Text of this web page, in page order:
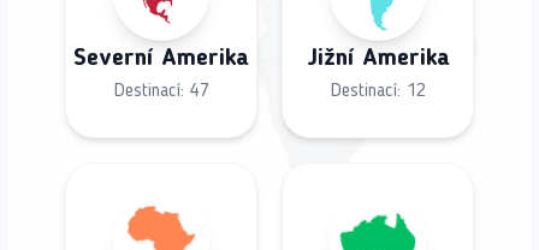
Severní Amerika
Destinací: 47
Jižní Amerika
Destinací: 12